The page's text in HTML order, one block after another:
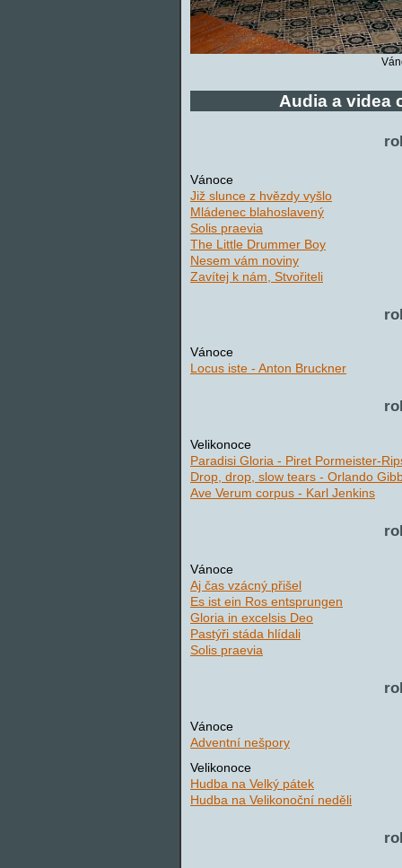
Audia a videa
Vánoce
Již slunce z hvězdy vyšlo
Mládenec blahoslavený
Solis praevia
The Little Drummer Boy
Nesem vám noviny
Zavítej k nám, Stvořiteli
Vánoce
Locus iste - Anton Bruckner
Velikonoce
Paradisi Gloria - Piret Pormeister-
Drop, drop, slow tears - Orlando
Ave Verum corpus - Karl Jenkins
Vánoce
Aj čas vzácný přišel
Es ist ein Ros entsprungen
Gloria in excelsis Deo
Pastýři stáda hlídali
Solis praevia
Vánoce
Adventní nešpory
Velikonoce
Hudba na Velký pátek
Hudba na Velikonoční neděli